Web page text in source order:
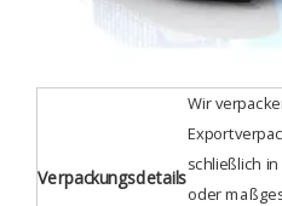
Verpackungsdetails
Wir
schließlich
oder